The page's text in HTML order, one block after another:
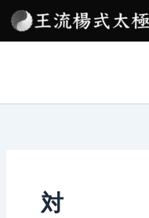
を
ッ
対